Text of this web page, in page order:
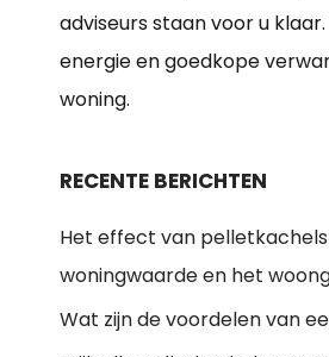
adviseurs staan voor u
energie en goedkope
woning.
RECENTE BERICHTEN
Het effect van
woningwaarde en het
Wat zijn de voordelen van